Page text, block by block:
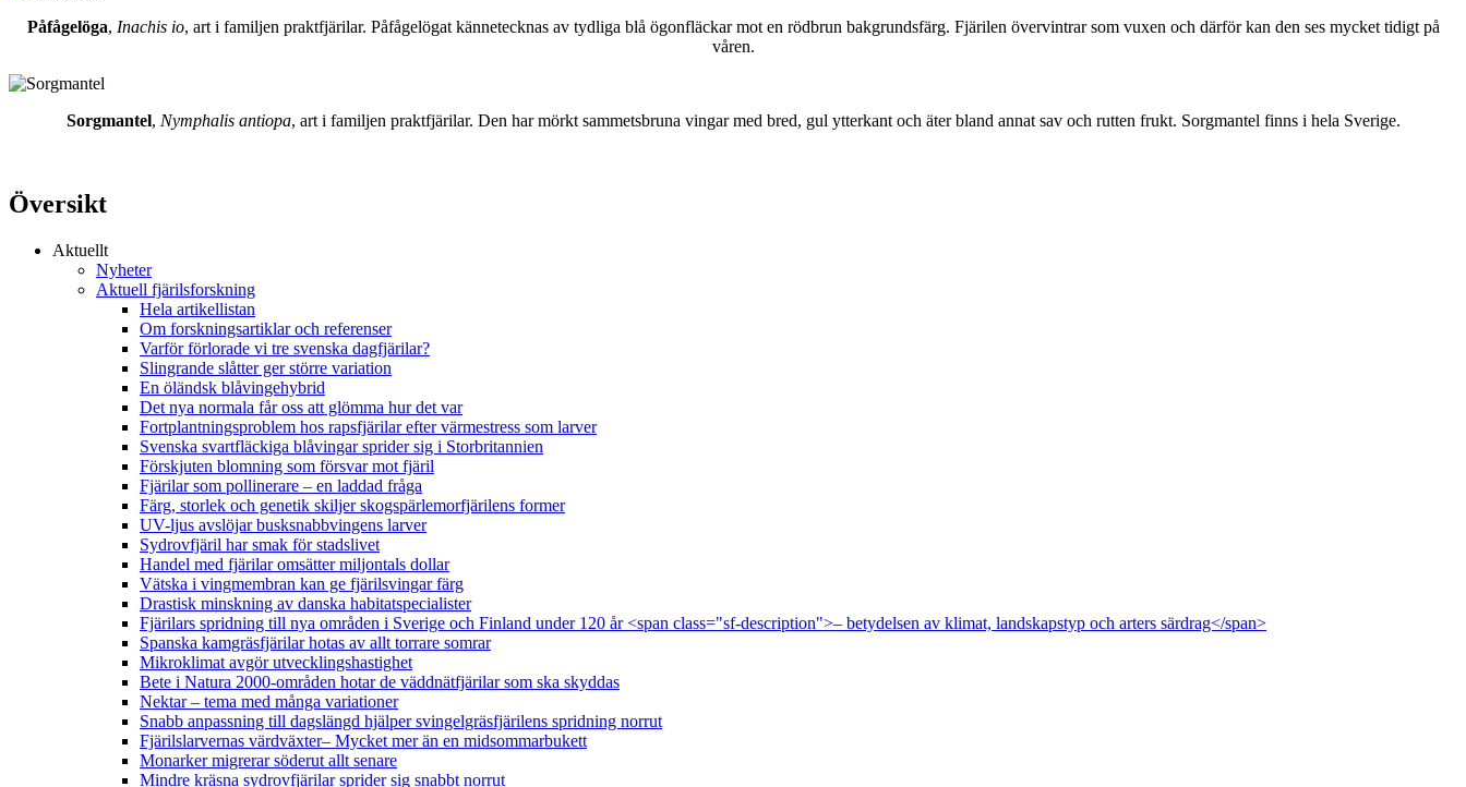
Påfågelöga, Inachis io, art i familjen praktfjärilar. Påfågelögat kännetecknas av tydliga blå ögonfläckar mot en rödbrun bakgrundsfärg. Fjärilen övervintrar som vuxen och därför kan den ses mycket tidigt på
våren.
Sorgmantel, Nymphalis antiopa, art i familjen praktfjärilar. Den har mörkt sammetsbruna vingar med bred, gul ytterkant och äter bland annat sav och rutten frukt. Sorgmantel finns i hela Sverige.
Översikt
Aktuellt
Nyheter
Aktuell fjärilsforskning
Hela artikellistan
Om forskningsartiklar och referenser
Varför förlorade vi tre svenska dagfjärilar?
Slingrande slåtter ger större variation
En öländsk blåvingehybrid
Det nya normala får oss att glömma hur det var
Fortplantningsproblem hos rapsfjärilar efter värmestress som larver
Svenska svartfläckiga blåvingar sprider sig i Storbritannien
Förskjuten blomning som försvar mot fjäril
Fjärilar som pollinerare – en laddad fråga
Färg, storlek och genetik skiljer skogspärlemorfjärilens former
UV-ljus avslöjar busksnabbvingens larver
Sydrovfjäril har smak för stadslivet
Handel med fjärilar omsätter miljontals dollar
Vätska i vingmembran kan ge fjärilsvingar färg
Drastisk minskning av danska habitatspecialister
Fjärilars spridning till nya områden i Sverige och Finland under 120 år <span class="sf-description">– betydelsen av klimat, landskapstyp och arters särdrag</span>
Spanska kamgräsfjärilar hotas av allt torrare somrar
Mikroklimat avgör utvecklingshastighet
Bete i Natura 2000-områden hotar de väddnätfjärilar som ska skyddas
Nektar – tema med många variationer
Snabb anpassning till dagslängd hjälper svingelgräsfjärilens spridning norrut
Fjärilslarvernas värdväxter– Mycket mer än en midsommarbukett
Monarker migrerar söderut allt senare
Mindre kräsna sydrovfjärilar sprider sig snabbt norrut